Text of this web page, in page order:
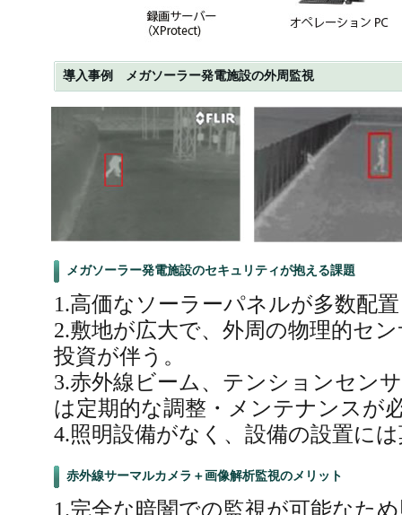
導入事例 メガソーラー発電施設の外周監視
メガソーラー発電施設のセキュリティが抱える課題
1.高価なソーラーパネルが多数配
2.敷地が広大で、外周の物理的セ
投資が伴う。
3.赤外線ビーム、テンションセン
は定期的な調整・メンテナンスが
4.照明設備がなく、設備の設置に
赤外線サーマルカメラ＋画像解析監視のメリット
1.完全な暗闇での監視が可能なた